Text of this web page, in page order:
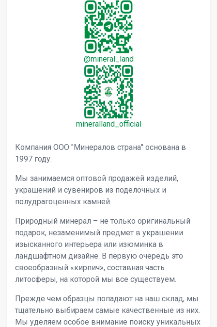
@mineral_land
mineralland_official
Компания ООО "Минералов страна" основана в
1997 году.
Мы занимаемся оптовой продажей изделий,
украшений и сувениров из поделочных и
полудрагоценных камней.
Природный минерал – не только оригинальный
подарок, незаменимый предмет в украшении
изысканного интерьера или изюминка в
ландшафтном дизайне. В первую очередь это
своеобразный «кирпич», составная часть
литосферы, на которой мы все существуем.
Прежде чем образцы попадают на наш склад, мы
тщательно выбираем самые качественные из них.
Мы уделяем особое внимание поиску уникальных